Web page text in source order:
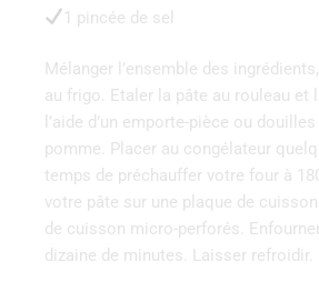
1 pincée de sel
Mélanger l’ensemble des
au frigo. Etaler la pâte au rouleau et
l’aide d’un emporte-pièce ou
pomme. Placer au congélateur
temps de préchauffer votre four à
votre pâte sur une plaque de
de cuisson micro-perforés.
dizaine de minutes. Laisser refroidir.